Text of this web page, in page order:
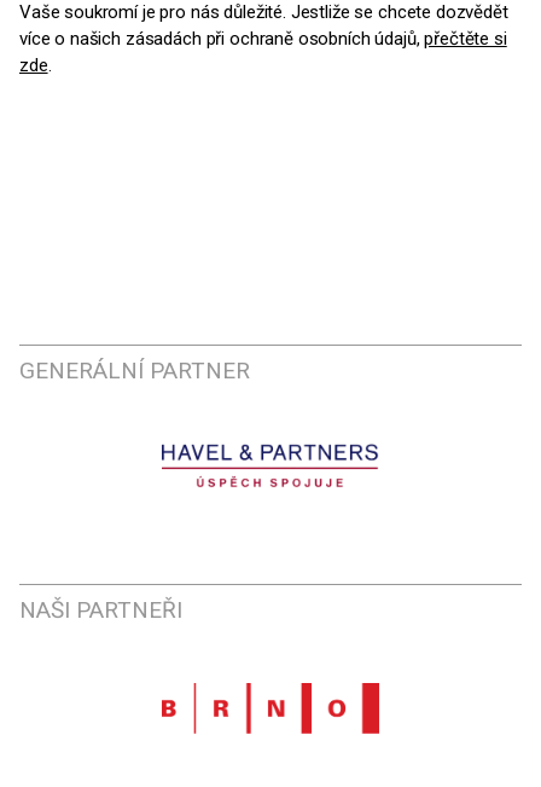
Vaše soukromí je pro nás důležité. Jestliže se chcete dozvědět
více o našich zásadách při ochraně osobních údajů,přečtěte si
zde.
GENERÁLNÍ PARTNER
NAŠI PARTNEŘI